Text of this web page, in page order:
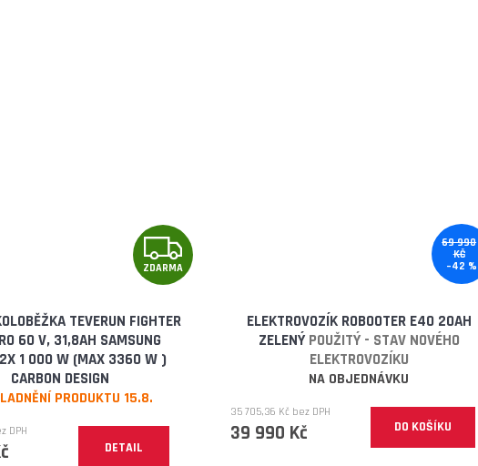
Z
D
A
ZDARMA
TEVERUN FIGHTER
60 V, 31,8AH SAMSUNG
2X 1 000 W (MAX 3360 W )
CARBON DESIGN
PRODUKTU 15.8.
DPH
DETAIL
69 990
KČ
–42 %
ELEKTROVOZÍK ROBOOTER E40 20AH
ZELENÝPOUŽITÝ - STAV NOVÉHO
ELEKTROVOZÍKU
NA OBJEDNÁVKU
35 705,36 Kč bez DPH
39 990 Kč DO KOŠÍKU